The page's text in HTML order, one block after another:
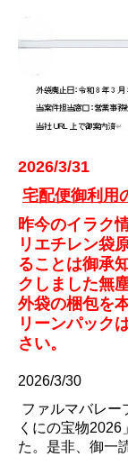
2026/3/31
宅配便御利用
昨今のイラク
リエチレン袋
ることは御承
クしました無
外袋の梱包を
リーンパック
さい。
2026/3/30
ファルマバレー
くにの宝物
た。是非、御一